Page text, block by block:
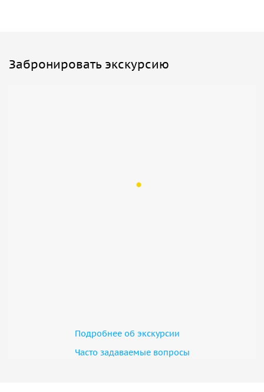
Забронировать экскурсию
Подробнее об экскурсии
Часто задаваемые вопросы